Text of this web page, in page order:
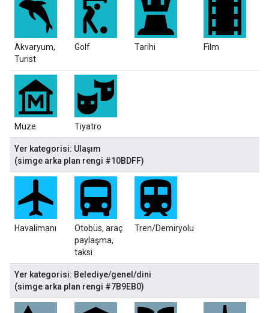
Akvaryum,
Turist
Golf Tarihi Film
Müze Tiyatro
Yer kategorisi: Ulaşım
(simge arka plan rengi #10BDFF)
Havalimanı
Otobüs, araç
paylaşma,
taksi
Tren/Demiryolu
Yer kategorisi: Belediye/genel/dini
(simge arka plan rengi #7B9EB0)